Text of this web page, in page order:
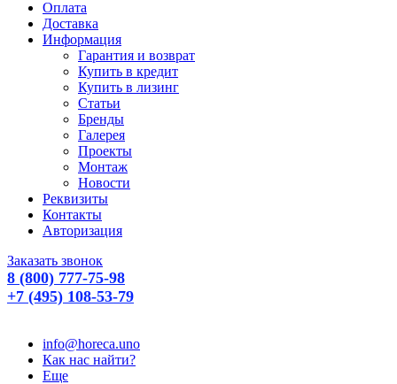
Оплата
Доставка
Информация
Гарантия и возврат
Купить в кредит
Купить в лизинг
Статьи
Бренды
Галерея
Проекты
Монтаж
Новости
Реквизиты
Контакты
Авторизация
Заказать звонок
8 (800) 777-75-98
+7 (495) 108-53-79
info@horeca.uno
Как нас найти?
Еще